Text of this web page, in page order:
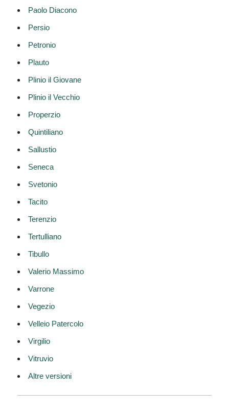
Paolo Diacono
Persio
Petronio
Plauto
Plinio il Giovane
Plinio il Vecchio
Properzio
Quintiliano
Sallustio
Seneca
Svetonio
Tacito
Terenzio
Tertulliano
Tibullo
Valerio Massimo
Varrone
Vegezio
Velleio Patercolo
Virgilio
Vitruvio
Altre versioni